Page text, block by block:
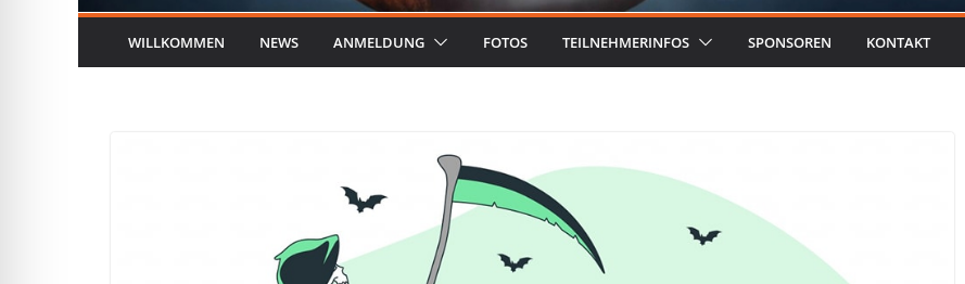
WILLKOMMEN NEWS ANMELDUNG FOTOS TEILNEHMERINFOS SPONSOREN KONTAKT